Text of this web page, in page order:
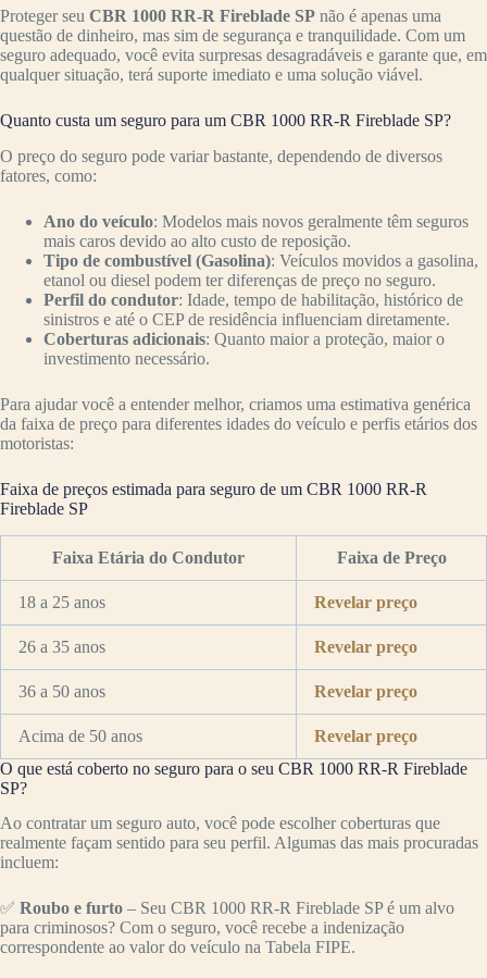
Proteger seu CBR 1000 RR-R Fireblade SP não é apenas uma
questão de dinheiro, mas sim de segurança e tranquilidade. Com um
seguro adequado, você evita surpresas desagradáveis e garante que, em
qualquer situação, terá suporte imediato e uma solução viável.
Quanto custa um seguro para um CBR 1000 RR-R Fireblade SP?
O preço do seguro pode variar bastante, dependendo de diversos
fatores, como:
Ano do veículo: Modelos mais novos geralmente têm seguros
mais caros devido ao alto custo de reposição.
Tipo de combustível (Gasolina): Veículos movidos a gasolina,
etanol ou diesel podem ter diferenças de preço no seguro.
Perfil do condutor: Idade, tempo de habilitação, histórico de
sinistros e até o CEP de residência influenciam diretamente.
Coberturas adicionais: Quanto maior a proteção, maior o
investimento necessário.
Para ajudar você a entender melhor, criamos uma estimativa genérica
da faixa de preço para diferentes idades do veículo e perfis etários dos
motoristas:
Faixa de preços estimada para seguro de um CBR 1000 RR-R
Fireblade SP
Faixa Etária do Condutor Faixa de Preço
18 a 25 anos Revelar preço
26 a 35 anos Revelar preço
36 a 50 anos Revelar preço
Acima de 50 anos
Revelar preço
O que está coberto no seguro para o seu CBR 1000 RR-R Fireblade
SP?
Ao contratar um seguro auto, você pode escolher coberturas que
realmente façam sentido para seu perfil. Algumas das mais procuradas
incluem:
✅ Roubo e furto – Seu CBR 1000 RR-R Fireblade SP é um alvo
para criminosos? Com o seguro, você recebe a indenização
correspondente ao valor do veículo na Tabela FIPE.